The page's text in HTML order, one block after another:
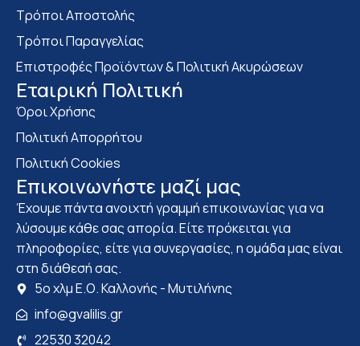
Τρόποι Αποστολής
Τρόποι Παραγγελίας
Επιστροφές Προϊόντων & Πολιτική Ακυρώσεων
Eταιρική Πολιτική
Όροι Χρήσης
Πολιτική Απορρήτου
Πολιτική Cookies
Επικοινωνήστε μαζί μας
Έχουμε πάντα ανοιχτή γραμμή επικοινωνίας για να
λύσουμε κάθε σας απορία. Είτε πρόκειται για
πληροφορίες, είτε για συνεργασίες, η ομάδα μας είναι
στη διάθεσή σας.
5ο χλμ Ε.Ο. Καλλονής - Μυτιλήνης
info@gvalilis.gr
22530 32042